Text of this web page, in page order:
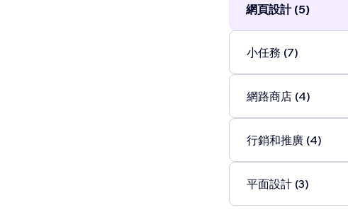
outcomes. Our
-Target audience...
網頁設計 (5)
小任務 (7)
網路商店 (4)
行銷和推廣 (4)
平面設計 (3)